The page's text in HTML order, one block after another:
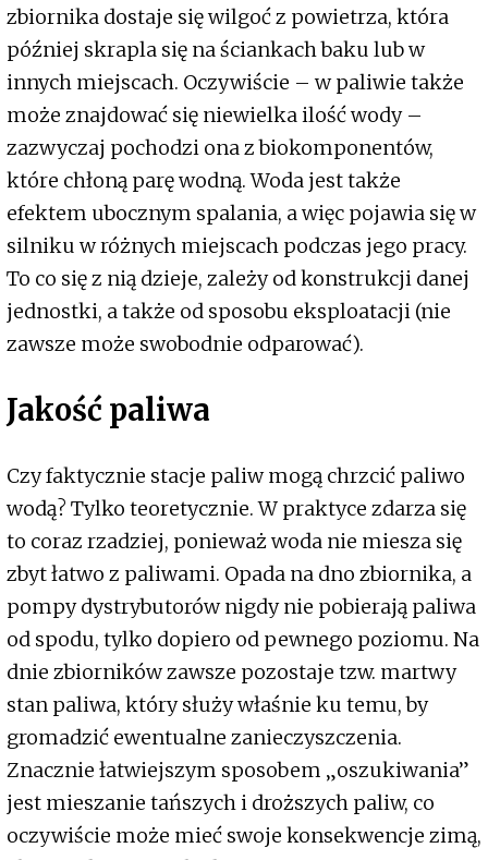
zbiornika dostaje się wilgoć z powietrza, która
później skrapla się na ściankach baku lub w
innych miejscach. Oczywiście – w paliwie także
może znajdować się niewielka ilość wody –
zazwyczaj pochodzi ona z biokomponentów,
które chłoną parę wodną. Woda jest także
efektem ubocznym spalania, a więc pojawia się w
silniku w różnych miejscach podczas jego pracy.
To co się z nią dzieje, zależy od konstrukcji danej
jednostki, a także od sposobu eksploatacji (nie
zawsze może swobodnie odparować).
Jakość paliwa
Czy faktycznie stacje paliw mogą chrzcić paliwo
wodą? Tylko teoretycznie. W praktyce zdarza się
to coraz rzadziej, ponieważ woda nie miesza się
zbyt łatwo z paliwami. Opada na dno zbiornika, a
pompy dystrybutorów nigdy nie pobierają paliwa
od spodu, tylko dopiero od pewnego poziomu. Na
dnie zbiorników zawsze pozostaje tzw. martwy
stan paliwa, który służy właśnie ku temu, by
gromadzić ewentualne zanieczyszczenia.
Znacznie łatwiejszym sposobem „oszukiwania”
jest mieszanie tańszych i droższych paliw, co
oczywiście może mieć swoje konsekwencje zimą,